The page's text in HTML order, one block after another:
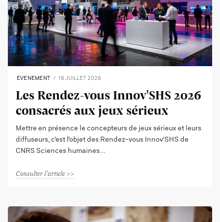
EVENEMENT 16 JUILLET 2026
Les Rendez-vous Innov'SHS 2026
consacrés aux jeux sérieux
Mettre en présence le concepteurs de jeux sérieux et leurs
diffuseurs, c’est l’objet des Rendez-vous Innov'SHS de
CNRS Sciences humaines
Consulter l'article